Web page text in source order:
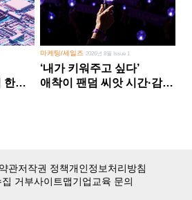
한계
마케팅/세일즈 2026년 8월 Issue 1
‘내가 키워주고 싶다’
애착이 팬덤 씨앗 시간·감정
관저작권 정책개인정보처리방침
거부사이트맵기업교육 문의